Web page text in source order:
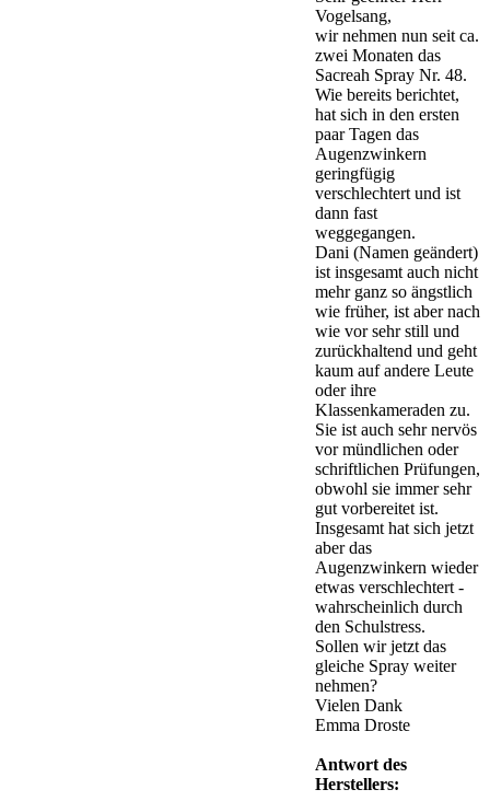
Vogelsang,
wir nehmen nun seit ca.
zwei Monaten das
Sacreah Spray Nr. 48.
Wie bereits berichtet,
hat sich in den ersten
paar Tagen das
Augenzwinkern
geringfügig
verschlechtert und ist
dann fast
weggegangen.
Dani (Namen geändert)
ist insgesamt auch nicht
mehr ganz so ängstlich
wie früher, ist aber nach
wie vor sehr still und
zurückhaltend und geht
kaum auf andere Leute
oder ihre
Klassenkameraden zu.
Sie ist auch sehr nervös
vor mündlichen oder
schriftlichen Prüfungen,
obwohl sie immer sehr
gut vorbereitet ist.
Insgesamt hat sich jetzt
aber das
Augenzwinkern wieder
etwas verschlechtert -
wahrscheinlich durch
den Schulstress.
Sollen wir jetzt das
gleiche Spray weiter
nehmen?
Vielen Dank
Emma Droste
Antwort des
Herstellers: